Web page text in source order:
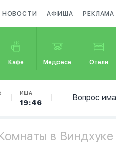
НОВОСТИ АФИША РЕКЛАМА
Кафе Медресе Отели
ИША
19:46
Вопрос
в Виндхуке